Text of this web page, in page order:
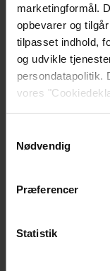
marketingformål.
opbevarer og
tilpasset indhold,
og udvikle
vores
Vi anvender egne
generere statistik
Nødvendig
Præferencer
Statistik
KÆMPE